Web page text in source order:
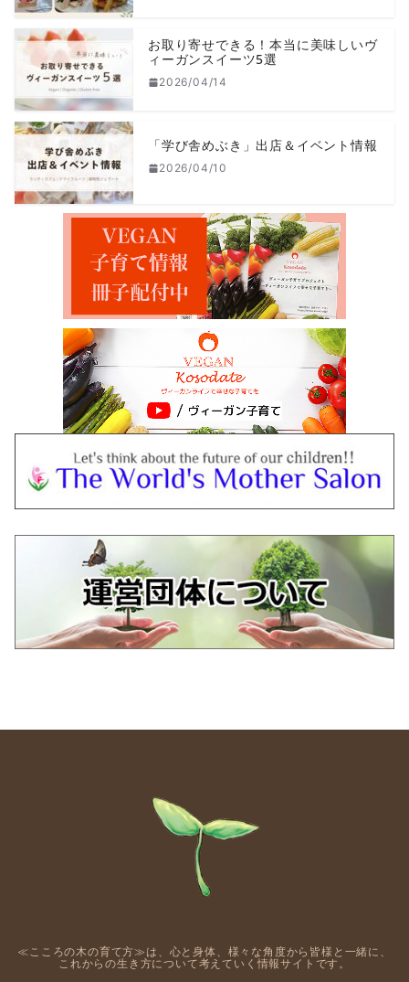
お取り寄せできる！本当に美味しいヴ
ィーガンスイーツ5選
2026/04/14
「学び舎めぶき」出店＆イベント情報
2026/04/10
≪こころの木の育て方≫は、心と身体、様々な角度から皆様と一緒に、
これからの生き方について考えていく情報サイトです。